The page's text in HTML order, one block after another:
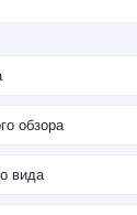
обзора
вида